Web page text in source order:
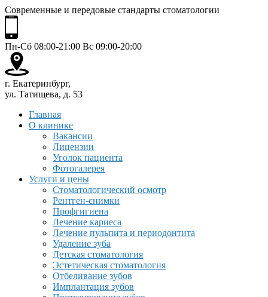
Современные и передовые стандарты стоматологии
Пн-Сб 08:00-21:00 Вс 09:00-20:00
г. Екатеринбург,
ул. Татищева, д. 53
Главная
О клинике
Вакансии
Лицензии
Уголок пациента
Фотогалерея
Услуги и цены
Стоматологический осмотр
Рентген-снимки
Профгигиена
Лечение кариеса
Лечение пульпита и периодонтита
Удаление зуба
Детская стоматология
Эстетическая стоматология
Отбеливание зубов
Имплантация зубов